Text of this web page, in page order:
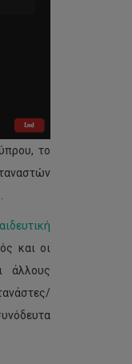
το
και οι
άλλους